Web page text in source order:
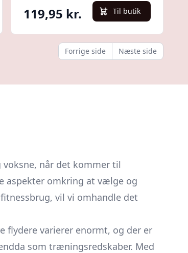
119,95 kr. Til butik
Forrige side Næste side
når det kommer til
aspekter omkring at vælge og
vil vi omhandle det
flydere varierer enormt, og der er
som træningsredskaber. Med